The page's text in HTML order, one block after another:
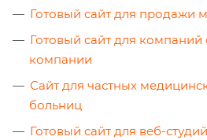
Готовый сайт для продажи
Готовый сайт для компаний
компании
Сайт для частных
больниц
Готовый сайт для веб-